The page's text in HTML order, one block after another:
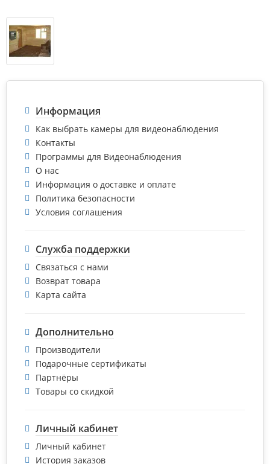
Информация
Как выбрать камеры для видеонаблюдения
Контакты
Программы для Видеонаблюдения
О нас
Информация о доставке и оплате
Политика безопасности
Условия соглашения
Служба поддержки
Связаться с нами
Возврат товара
Карта сайта
Дополнительно
Производители
Подарочные сертификаты
Партнёры
Товары со скидкой
Личный кабинет
Личный кабинет
История заказов